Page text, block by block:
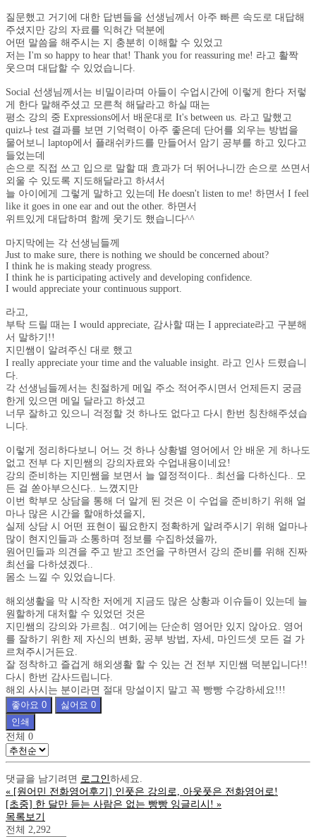
질문했고 거기에 대한 답변들을 선생님께서 아주 빠른 속도로 대답해
주셨지만 강의 자료를 익혀간 덕분에
어떤 말씀을 해주시는 지 충분히 이해할 수 있었고
저는 I'm so happy to hear that! Thank you for reassuring me! 라고 활짝
웃으며 대답할 수 있었습니다.
Social 선생님께서는 비밀이라며 아들이 수업시간에 이렇게 한다 저렇
게 한다 말해주셨고 모른척 해달라고 하실 때는
평소 강의 중 Expressions에서 배운대로 It's between us. 라고 말했고
quiz나 test 결과를 보면 기억력이 아주 좋은데 단어를 외우는 방법을
물어보니 laptop에서 플래쉬카드를 만들어서 암기 공부를 하고 있다고
들었는데
손으로 직접 쓰고 입으로 말할 때 효과가 더 뛰어나니깐 손으로 쓰면서
외울 수 있도록 지도해달라고 하셔서
늘 아이에게 그렇게 말하고 있는데 He doesn't listen to me! 하면서 I feel
like it goes in one ear and out the other. 하면서
위트있게 대답하며 함께 웃기도 했습니다^^
마지막에는 각 선생님들께
Just to make sure, there is nothing we should be concerned about?
I think he is making steady progress.
I think he is participating actively and developing confidence.
I would appreciate your continuous support.
라고,
부탁 드릴 때는 I would appreciate, 감사할 때는 I appreciate라고 구분해
서 말하기!!
지민쌤이 알려주신 대로 했고
I really appreciate your time and the valuable insight. 라고 인사 드렸습니
다.
각 선생님들께서는 친절하게 메일 주소 적어주시면서 언제든지 궁금
한게 있으면 메일 달라고 하셨고
너무 잘하고 있으니 걱정할 것 하나도 없다고 다시 한번 칭찬해주셨습
니다.
이렇게 정리하다보니 어느 것 하나 상황별 영어에서 안 배운 게 하나도
없고 전부 다 지민쌤의 강의자료와 수업내용이네요!
강의 준비하는 지민쌤을 보면서 늘 열정적이다.. 최선을 다하신다.. 모
든 걸 쏟아부으신다.. 느꼈지만
이번 학부모 상담을 통해 더 알게 된 것은 이 수업을 준비하기 위해 얼
마나 많은 시간을 할애하셨을지,
실제 상담 시 어떤 표현이 필요한지 정확하게 알려주시기 위해 얼마나
많이 현지인들과 소통하며 정보를 수집하셨을까,
원어민들과 의견을 주고 받고 조언을 구하면서 강의 준비를 위해 진짜
최선을 다하셨겠다..
몸소 느낄 수 있었습니다.
해외생활을 막 시작한 저에게 지금도 많은 상황과 이슈들이 있는데 늘
원할하게 대처할 수 있었던 것은
지민쌤의 강의와 가르침.. 여기에는 단순히 영어만 있지 않아요. 영어
를 잘하기 위한 제 자신의 변화, 공부 방법, 자세, 마인드셋 모든 걸 가
르쳐주시거든요.
잘 정착하고 즐겁게 해외생활 할 수 있는 건 전부 지민쌤 덕분입니다!!
다시 한번 감사드립니다.
해외 사시는 분이라면 절대 망설이지 말고 꼭 빵빵 수강하세요!!!
좋아요 0 싫어요 0
인쇄
전체 0
댓글을 남기려면 로그인하세요.
« [원어민 전화영어후기] 인풋은 강의로, 아웃풋은 전화영어로!
[초중] 한 달만 듣는 사람은 없는 빵빵 잉글리시! »
목록보기
전체 2,292